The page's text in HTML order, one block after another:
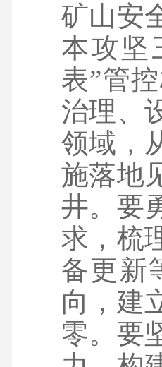
矿山安
本攻坚
表”管
治理、
领域，
施落地
井。要
求，梳
备更新
向，建
零。要